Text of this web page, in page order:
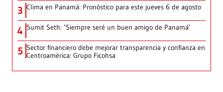
3 Clima en Panamá: Pronóstico para este jueves 6 de agosto
4 Sumit Seth: ‘Siempre seré un buen amigo de Panamá’
5 Sector financiero debe mejorar transparencia y confianza en
Centroamérica: Grupo Ficohsa